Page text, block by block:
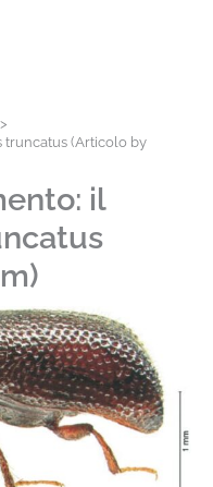
truncatus (Articolo by
il